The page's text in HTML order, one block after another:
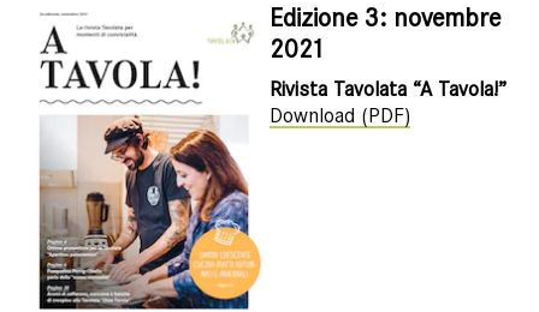
Edizione 3: novembre
2021
Rivista Tavolata “A Tavola!”
Download (PDF)